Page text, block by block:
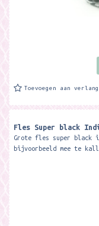
Toevoegen aan
Fles Super black
Grote fles super black
bijvoorbeeld mee te